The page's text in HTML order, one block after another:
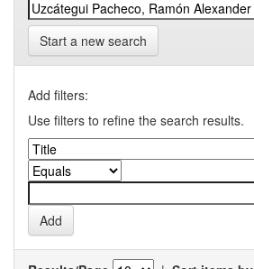
Start a new search
Add filters:
Use filters to refine the search results.